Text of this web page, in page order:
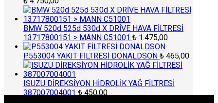
BMW 520d 525d 530d X DRİVE HAVA FİLTRESİ
13717800151 > MANN C51001 ₺ 1.475,00
P553004 YAKIT FİLTRESİ DONALDSON ₺ 465,00
ISUZU DİREKSİYON HİDROLİK YAĞ FİLTRESİ
387007004001 ₺ 450,00